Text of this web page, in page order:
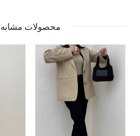
محصولات مشابه